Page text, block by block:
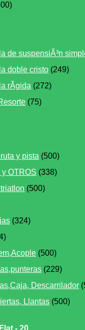
de suspensiÃ³n
doble cristo (249)
rÃ­gida (272)
(75)
y pista (500)
OTROS (338)
(500)
(324)
(500)
(229)
Descarrilador
Llantas (500)
- 20